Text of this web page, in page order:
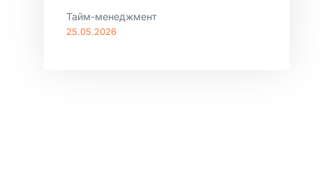
Тайм-менеджмент
25.05.2026